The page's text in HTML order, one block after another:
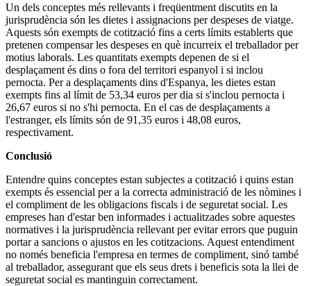
Un dels conceptes més rellevants i freqüentment discutits en la
jurisprudència són les dietes i assignacions per despeses de viatge.
Aquests són exempts de cotització fins a certs límits establerts que
pretenen compensar les despeses en què incurreix el treballador per
motius laborals. Les quantitats exempts depenen de si el
desplaçament és dins o fora del territori espanyol i si inclou
pernocta. Per a desplaçaments dins d'Espanya, les dietes estan
exempts fins al límit de 53,34 euros per dia si s'inclou pernocta i
26,67 euros si no s'hi pernocta. En el cas de desplaçaments a
l'estranger, els límits són de 91,35 euros i 48,08 euros,
respectivament.
Conclusió
Entendre quins conceptes estan subjectes a cotització i quins estan
exempts és essencial per a la correcta administració de les nòmines i
el compliment de les obligacions fiscals i de seguretat social. Les
empreses han d'estar ben informades i actualitzades sobre aquestes
normatives i la jurisprudència rellevant per evitar errors que puguin
portar a sancions o ajustos en les cotitzacions. Aquest entendiment
no només beneficia l'empresa en termes de compliment, sinó també
al treballador, assegurant que els seus drets i beneficis sota la llei de
seguretat social es mantinguin correctament.